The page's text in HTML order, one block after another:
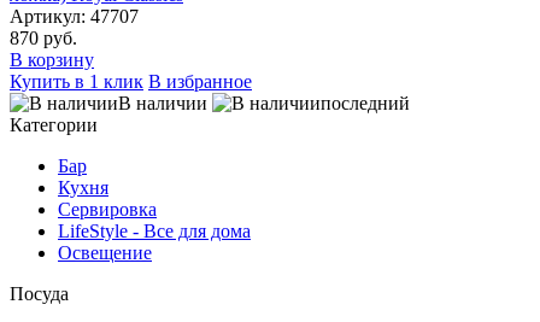
Артикул: 47707
870 руб.
В корзину
Купить в 1 клик В избранное
В наличии
последний
Категории
Бар
Кухня
Сервировка
LifeStyle - Все для дома
Освещение
Посуда